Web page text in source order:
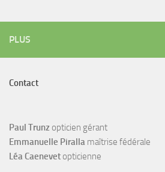
PLUS
Contact
Paul Trunz opticien gérant
Emmanuelle Piralla maîtrise fédérale
Léa Caenevet opticienne